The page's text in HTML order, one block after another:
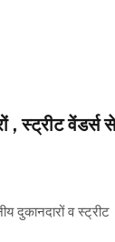
, स्ट्रीट वेंडर्स से
दुकानदारों व स्ट्रीट